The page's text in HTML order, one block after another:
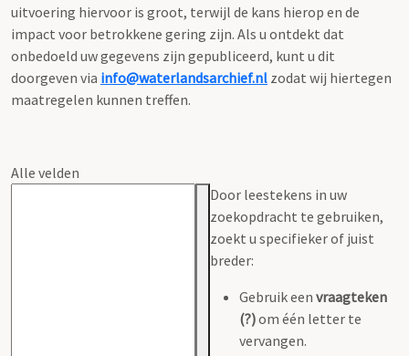
uitvoering hiervoor is groot, terwijl de kans hierop en de
impact voor betrokkene gering zijn. Als u ontdekt dat
onbedoeld uw gegevens zijn gepubliceerd, kunt u dit
doorgeven via info@waterlandsarchief.nl zodat wij hiertegen
maatregelen kunnen treffen.
Alle velden
Door leestekens in uw
zoekopdracht te gebruiken,
zoekt u specifieker of juist
breder:
Gebruik een vraagteken
(?)om één letter te
vervangen.